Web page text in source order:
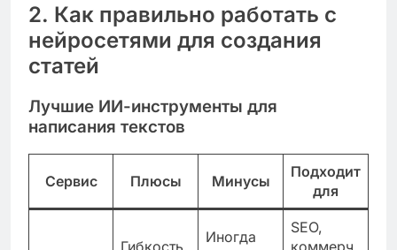
2. Как правильно работать с
нейросетями для создания
статей
Лучшие ИИ-инструменты для
написания текстов
Сервис Плюсы Минусы
Подходит
для
Гибкость,
Иногда
SEO,
коммерч